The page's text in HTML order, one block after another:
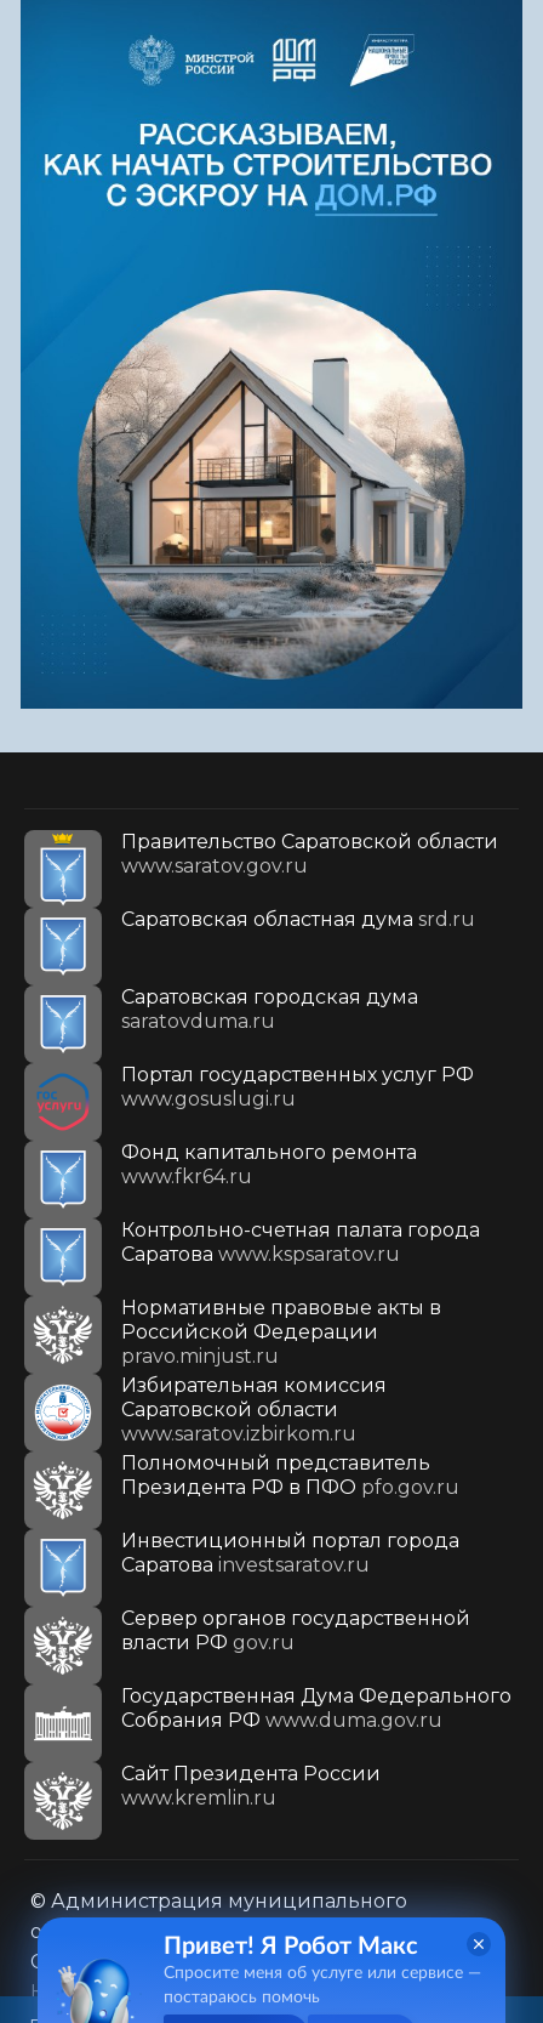
Правительство Саратовской области
www.saratov.gov.ru
Саратовская областная дума srd.ru
Саратовская городская дума
saratovduma.ru
Портал государственных услуг РФ
www.gosuslugi.ru
Фонд капитального ремонта
www.fkr64.ru
Контрольно-счетная палата города
Саратова www.kspsaratov.ru
Нормативные правовые акты в
Российской Федерации
pravo.minjust.ru
Избирательная комиссия
Саратовской области
www.saratov.izbirkom.ru
Полномочный представитель
Президента РФ в ПФО pfo.gov.ru
Инвестиционный портал города
Саратова investsaratov.ru
Сервер органов государственной
власти РФ gov.ru
Государственная Дума Федерального
Собрания РФ www.duma.gov.ru
Cайт Президента России
www.kremlin.ru
© Администрация муниципального
образования городского округа «Город
Саратов»
Контакты
Карта сайта
Привет! Я Робот Макс
Спросите меня об услуге или сервисе —
постараюсь помочь